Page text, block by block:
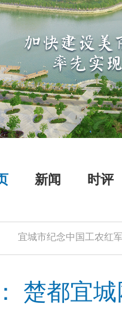
新闻 时评
宜城市纪念中国工农红军
楚都宜城